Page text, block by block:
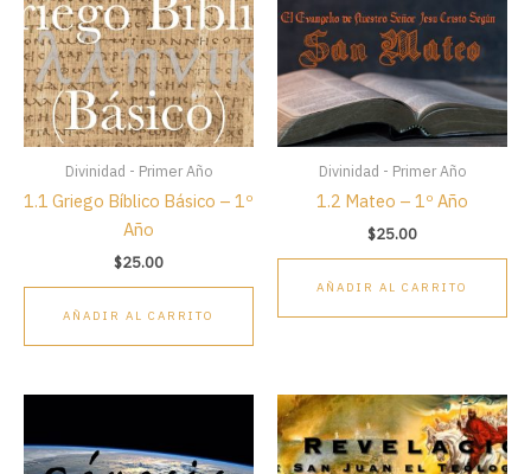
Divinidad - Primer Año
1.1 Griego Bíblico Básico – 1º
Año
$25.00
AÑADIR AL CARRITO
Divinidad - Primer Año
1.2 Mateo – 1º Año
$25.00
AÑADIR AL CARRITO